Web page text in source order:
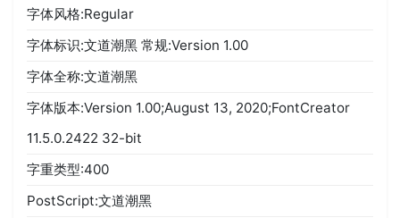
字体风格:Regular
字体标识:文道潮黑 常规:Version 1.00
字体全称:文道潮黑
字体版本:Version 1.00;August 13, 2020;FontCreator
11.5.0.2422 32-bit
字重类型:400
PostScript:文道潮黑